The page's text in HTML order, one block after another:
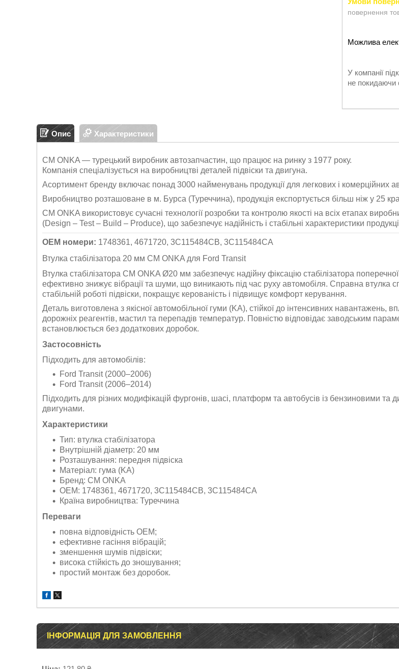
повернення
У компанії
не покидаючи
Опис Характеристики
CM ONKA — турецький виробник автозапчастин, що працює на ринку з 1977 року.
Компанія спеціалізується на виробництві деталей підвіски та двигуна.
Асортимент бренду включає понад 3000 найменувань продукції для легкових і комерційних
Виробництво розташоване в м. Бурса (Туреччина), продукція експортується більш ніж у 25
CM ONKA використовує сучасні технології розробки та контролю якості на всіх етапах
(Design – Test – Build – Produce), що забезпечує надійність і стабільні характеристики
OEM номери: 1748361, 4671720, 3C115484CB, 3C115484CA
Втулка стабілізатора 20 мм CM ONKA для Ford Transit
Втулка стабілізатора CM ONKA Ø20 мм забезпечує надійну фіксацію стабілізатора поперечної
ефективно знижує вібрації та шуми, що виникають під час руху автомобіля. Справна втулка
стабільній роботі підвіски, покращує керованість і підвищує комфорт керування.
Деталь виготовлена з якісної автомобільної гуми (KA), стійкої до інтенсивних навантажень,
дорожніх реагентів, мастил та перепадів температур. Повністю відповідає заводським
встановлюється без додаткових доробок.
Застосовність
Підходить для автомобілів:
Ford Transit (2000–2006)
Ford Transit (2006–2014)
Підходить для різних модифікацій фургонів, шасі, платформ та автобусів із бензиновими та
двигунами.
Характеристики
Тип: втулка стабілізатора
Внутрішній діаметр: 20 мм
Розташування: передня підвіска
Матеріал: гума (KA)
Бренд: CM ONKA
OEM: 1748361, 4671720, 3C115484CB, 3C115484CA
Країна виробництва: Туреччина
Переваги
повна відповідність OEM;
ефективне гасіння вібрацій;
зменшення шумів підвіски;
висока стійкість до зношування;
простий монтаж без доробок.
ІНФОРМАЦІЯ ДЛЯ ЗАМОВЛЕННЯ